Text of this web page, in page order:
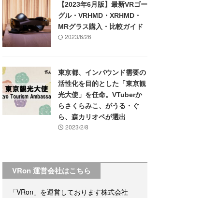
【2023年6月版】最新VRゴー
グル・VRHMD・XRHMD・
MRグラス購入・比較ガイド
2023/6/26
東京都、インバウンド需要の
活性化を目的とした「東京観
光大使」を任命。VTuberか
らさくらみこ、がうる・ぐ
ら、森カリオペが選出
2023/2/8
VRon 運営会社はこちら
「VRon」を運営しております株式会社